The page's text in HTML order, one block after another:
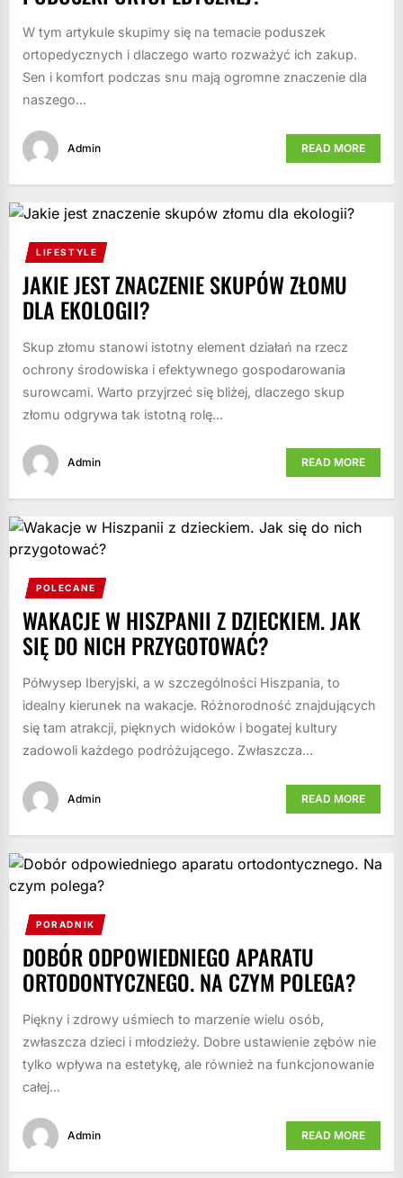
W tym artykule skupimy się na temacie poduszek
ortopedycznych i dlaczego warto rozważyć ich zakup.
Sen i komfort podczas snu mają ogromne znaczenie dla
naszego...
Admin READ MORE
LIFESTYLE
JAKIE JEST ZNACZENIE SKUPÓW ZŁOMU
DLA EKOLOGII?
Skup złomu stanowi istotny element działań na rzecz
ochrony środowiska i efektywnego gospodarowania
surowcami. Warto przyjrzeć się bliżej, dlaczego skup
złomu odgrywa tak istotną rolę...
Admin READ MORE
POLECANE
WAKACJE W HISZPANII Z DZIECKIEM. JAK
SIĘ DO NICH PRZYGOTOWAĆ?
Półwysep Iberyjski, a w szczególności Hiszpania, to
idealny kierunek na wakacje. Różnorodność znajdujących
się tam atrakcji, pięknych widoków i bogatej kultury
zadowoli każdego podróżującego. Zwłaszcza...
Admin READ MORE
PORADNIK
DOBÓR ODPOWIEDNIEGO APARATU
ORTODONTYCZNEGO. NA CZYM POLEGA?
Piękny i zdrowy uśmiech to marzenie wielu osób,
zwłaszcza dzieci i młodzieży. Dobre ustawienie zębów nie
tylko wpływa na estetykę, ale również na funkcjonowanie
całej...
Admin READ MORE